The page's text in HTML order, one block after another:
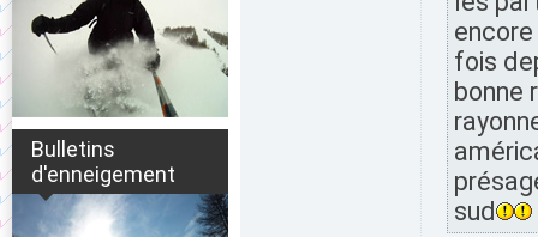
Bulletins
d'enneigement
fois
bonne
sud